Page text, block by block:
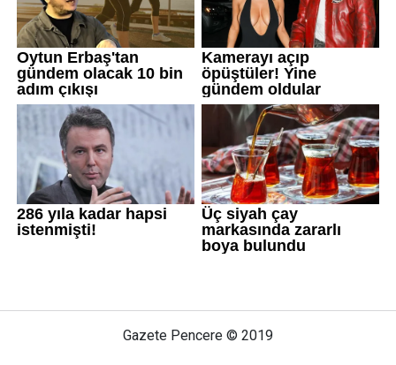
Gazete Pencere © 2019